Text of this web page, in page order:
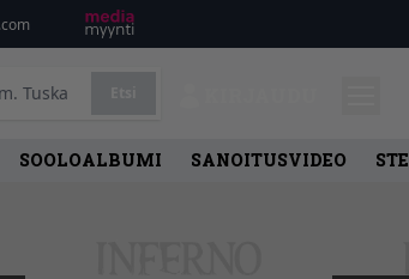
SOOLOALBUMI SANOITUSVIDEO